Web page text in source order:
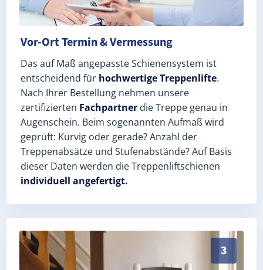
Vor-Ort Termin & Vermessung
Das auf Maß angepasste Schienensystem ist
entscheidend für hochwertige Treppenlifte.
Nach Ihrer Bestellung nehmen unsere
zertifizierten Fachpartner die Treppe genau in
Augenschein. Beim sogenannten Aufmaß wird
geprüft: Kurvig oder gerade? Anzahl der
Treppenabsätze und Stufenabstände? Auf Basis
dieser Daten werden die Treppenliftschienen
individuell angefertigt.
3
Schneller, sauberer Einbau durch zertifizierte